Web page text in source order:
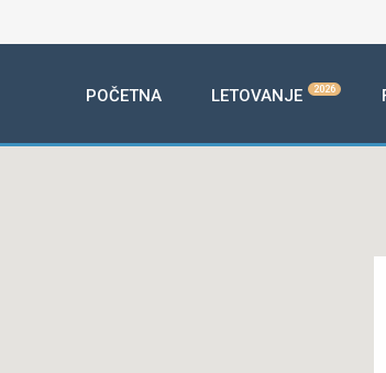
POČETNA LETOVANJE 2026